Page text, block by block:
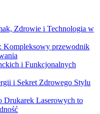
Zdrowie i Technologia w
Kompleksowy przewodnik
i Funkcjonalnych
i Sekret Zdrowego Stylu
Drukarek Laserowych to